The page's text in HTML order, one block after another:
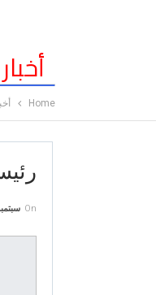
أخبار
Home
On سبتمبر 22,